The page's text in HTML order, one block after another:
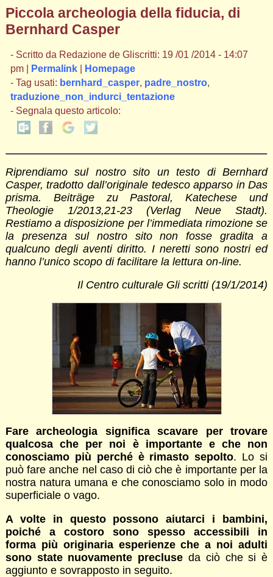
Piccola archeologia della fiducia, di
Bernhard Casper
- Scritto da Redazione de Gliscritti: 19 /01 /2014 - 14:07
pm |
Permalink|
Homepage
- Tag usati: bernhard_casper, padre_nostro,
traduzione_non_indurci_tentazione
- Segnala questo articolo:
Riprendiamo sul nostro sito un testo di Bernhard
Casper, tradotto dall’originale tedesco apparso in Das
prisma. Beiträge zu Pastoral, Katechese und
Theologie 1/2013,21-23 (Verlag Neue Stadt).
Restiamo a disposizione per l’immediata rimozione se
la presenza sul nostro sito non fosse gradita a
qualcuno degli aventi diritto. I neretti sono nostri ed
hanno l’unico scopo di facilitare la lettura on-line.
Il Centro culturale Gli scritti (19/1/2014)
Fare archeologia significa scavare per trovare
qualcosa che per noi è importante e che non
conosciamo più perché è rimasto sepolto. Lo si
può fare anche nel caso di ciò che è importante per la
nostra natura umana e che conosciamo solo in modo
superficiale o vago.
A volte in questo possono aiutarci i bambini,
poiché a costoro sono spesso accessibili in
forma più originaria esperienze che a noi adulti
sono state nuovamente precluse da ciò che si è
aggiunto e sovrapposto in seguito.